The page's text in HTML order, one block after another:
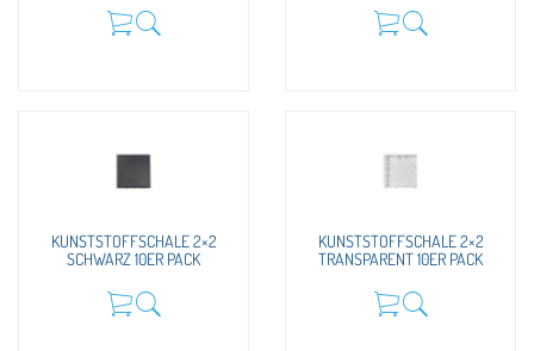
KUNSTSTOFFSCHALE 2×2
SCHWARZ 10ER PACK
KUNSTSTOFFSCHALE 2×2
TRANSPARENT 10ER PACK